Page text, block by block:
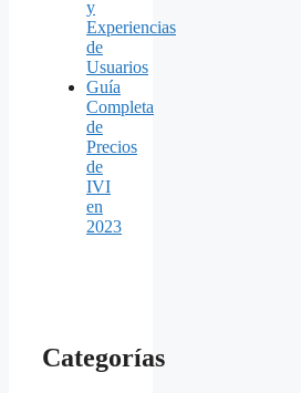
y
Experiencias
de
Usuarios
Guía
Completa
de
Precios
de
IVI
en
2023
Categorías